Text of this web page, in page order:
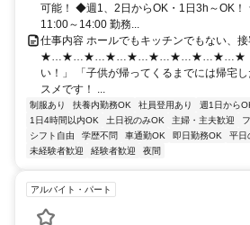
可能！ ◆週1、2日からOK・1日3h～OK
11:00～14:00 勤務...
仕事内容 ホールでもキッチンでもない、接
★…★…★…★…★…★…★…★…★…★ 「家
い！」 「子供が帰ってくるまでには帰宅
スメです！ ...
制服あり 扶養内勤務OK 社員登用あり 週1日から
1日4時間以内OK
土日祝のみOK 主婦・主夫歓迎
シフト自由
学歴不問 車通勤OK 即日勤務OK 平日
未経験者歓迎
経験者歓迎 夜間
アルバイト・パート